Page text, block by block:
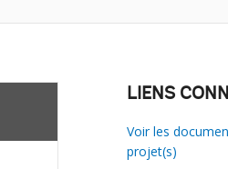
LIENS
Voir les
projet(s)